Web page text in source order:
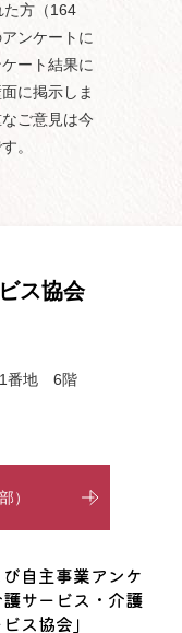
た方（164
ンケートに
ート結果に
に掲示しま
ご意見は今
。
ス協会
番地 6階
）
自主事業アンケ
サービス・介護
ス協会」